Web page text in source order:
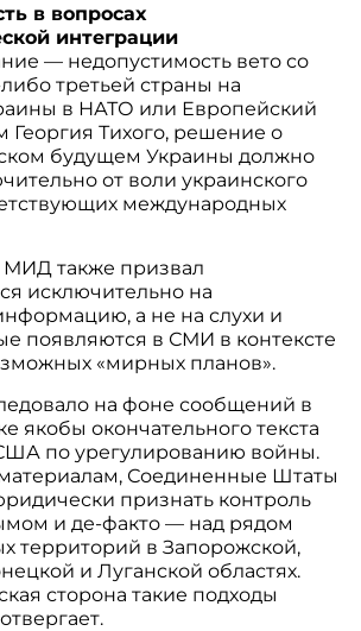
в вопросах
интеграции
— недопустимость вето со
третьей страны на
в НАТО или Европейский
Георгия Тихого, решение о
будущем Украины должно
от воли украинского
международных
МИД также призвал
исключительно на
а не на слухи и
появляются в СМИ в контексте
«мирных планов».
на фоне сообщений в
якобы окончательного текста
по урегулированию войны.
Соединенные Штаты
признать контроль
и де-факто — над рядом
территорий в Запорожской,
и Луганской областях.
сторона такие подходы